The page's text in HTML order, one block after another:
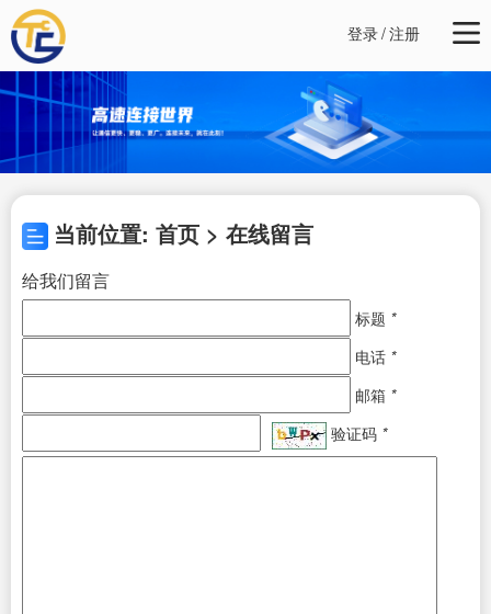
登录/注册
当前位置: 首页 > 在线留言
给我们留言
标题 *
电话 *
邮箱 *
验证码 *